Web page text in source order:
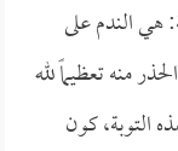
هي الندم على
منه تعظيماً لله
التوبة، كون